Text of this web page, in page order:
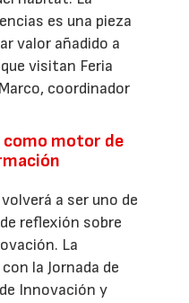
es una pieza
valor añadido a
visitan Feria
coordinador
como motor de
a ser uno de
reflexión sobre
La
la Jornada de
Innovación y